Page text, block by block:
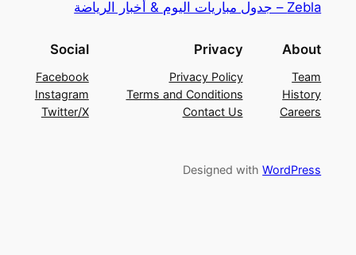
Zebla – جدول مباريات اليوم & أخبار الرياضة
About
Team
History
Careers
Privacy
Privacy Policy
Terms and Conditions
Contact Us
Social
Facebook
Instagram
Twitter/X
Designed withWordPress